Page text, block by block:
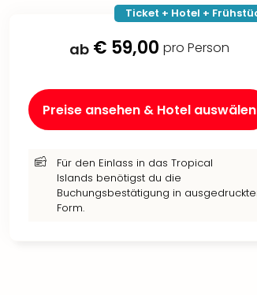
Ticket + Hotel +
ab € 59,00 pro Person
Preise ansehen & Hotel auswälen
Für den Einlass in das Tropical
Islands benötigst du die
Buchungsbestätigung in
Form.